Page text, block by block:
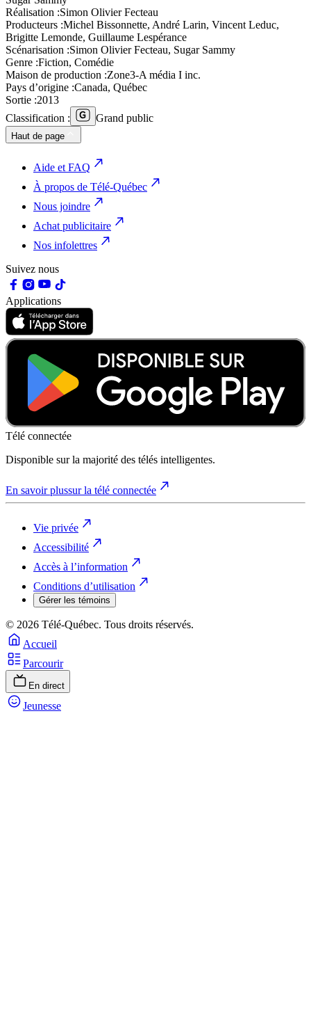
Réalisation :Simon Olivier Fecteau
Producteurs :Michel Bissonnette, André Larin, Vincent Leduc,
Brigitte Lemonde, Guillaume Lespérance
Scénarisation :Simon Olivier Fecteau, Sugar Sammy
Genre :Fiction, Comédie
Maison de production :Zone3-A média I inc.
Pays d’origine :Canada, Québec
Sortie :2013
Classification :
Grand public
Haut de page
Aide et FAQ
À propos de Télé-Québec
Nous joindre
Achat publicitaire
Nos infolettres
Suivez nous
Applications
Télé connectée
Disponible sur la majorité des télés intelligentes.
En savoir plussur la télé connectée
Vie privée
Accessibilité
Accès à l’information
Conditions d’utilisation
Gérer les témoins
© 2026 Télé-Québec. Tous droits réservés.
Accueil
Parcourir
En direct
Jeunesse